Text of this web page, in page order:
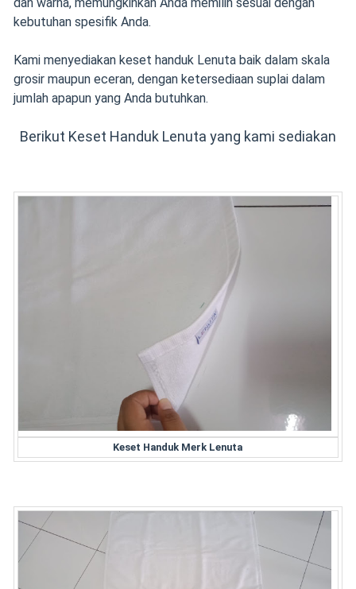
kebutuhan spesifik Anda.
Kami menyediakan keset handuk Lenuta baik dalam skala
grosir maupun eceran, dengan ketersediaan suplai dalam
jumlah apapun yang Anda butuhkan.
Berikut Keset Handuk Lenuta yang kami sediakan
Keset Handuk Merk Lenuta